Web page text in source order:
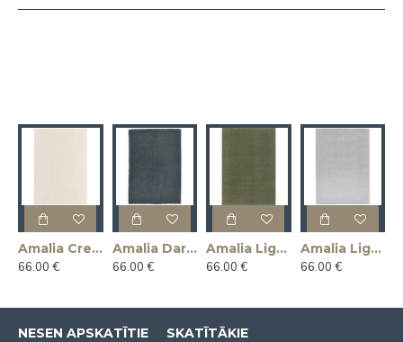
Amalia Creme paklājs
66.00 €
Amalia Dark Grey paklājs
66.00 €
Amalia Light Green paklājs
66.00 €
Amalia Light Grey paklājs
66.00 €
NESEN APSKATĪTIE SKATĪTĀKIE